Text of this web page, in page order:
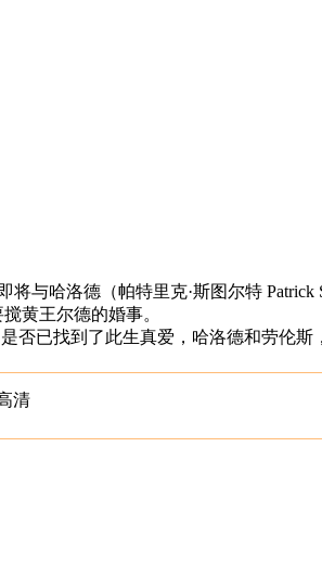
洛德（帕特里克·斯图尔特 Patrick
黄王尔德的婚事。
已找到了此生真爱，哈洛德和劳伦
清